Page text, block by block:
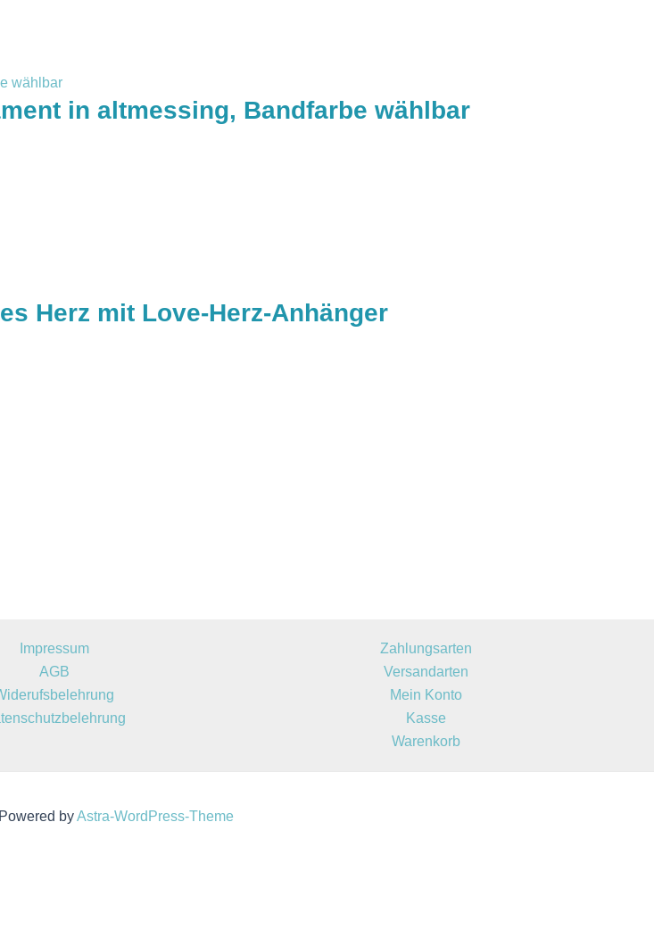
in altmessing, Bandfarbe wählbar
Herz mit Love-Herz-Anhänger
Impressum
AGB
Zahlungsarten
Versandarten
Mein Konto
Kasse
Warenkorb
byAstra-WordPress-Theme